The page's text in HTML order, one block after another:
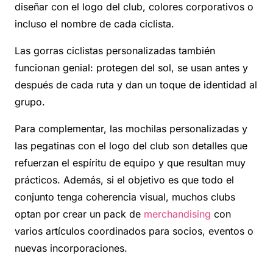
diseñar con el logo del club, colores corporativos o
incluso el nombre de cada ciclista.
Las gorras ciclistas personalizadas también
funcionan genial: protegen del sol, se usan antes y
después de cada ruta y dan un toque de identidad al
grupo.
Para complementar, las mochilas personalizadas y
las pegatinas con el logo del club son detalles que
refuerzan el espíritu de equipo y que resultan muy
prácticos. Además, si el objetivo es que todo el
conjunto tenga coherencia visual, muchos clubs
optan por crear un pack de merchandising con
varios artículos coordinados para socios, eventos o
nuevas incorporaciones.